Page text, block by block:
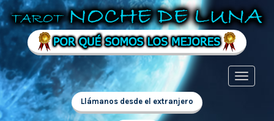
Llámanos desde el extranjero